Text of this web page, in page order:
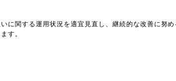
に関する運用状況を適宜見直し、継続的な改善に努
す。